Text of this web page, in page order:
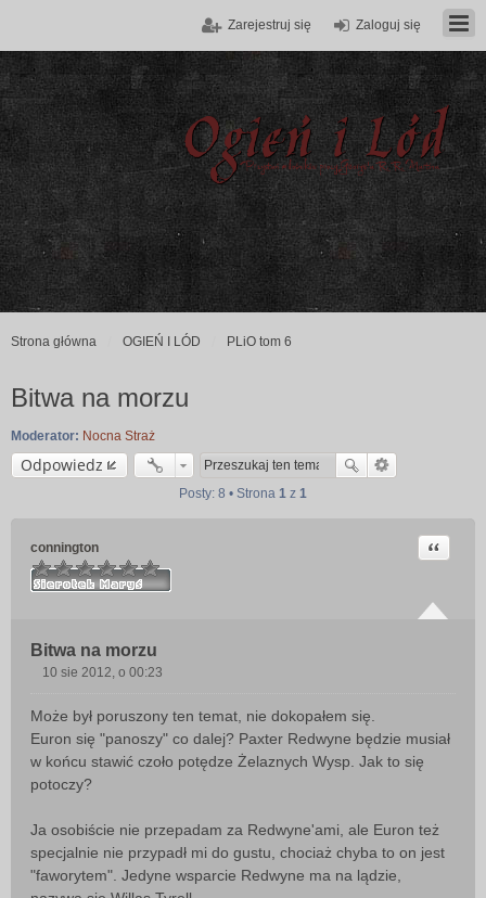
Zaloguj się
Zarejestruj się
Strona główna OGIEŃ I LÓD PLiO tom 6
Bitwa na morzu
Moderator: Nocna Straż
Odpowiedz
Posty: 8 • Strona 1 z 1
connington
Bitwa na morzu
Cytuj
s
t
10 sie 2012, o 00:23
Może był poruszony ten temat, nie dokopałem się.
Euron się "panoszy" co dalej? Paxter Redwyne będzie musiał
w końcu stawić czoło potędze Żelaznych Wysp. Jak to się
potoczy?
Ja osobiście nie przepadam za Redwyne'ami, ale Euron też
specjalnie nie przypadł mi do gustu, chociaż chyba to on jest
"faworytem". Jedyne wsparcie Redwyne ma na lądzie,